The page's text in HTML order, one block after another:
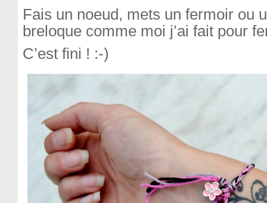
Fais un noeud, mets un fermoir ou
breloque comme moi j’ai fait pour
C’est fini ! :-)